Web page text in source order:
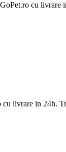
cu
livrare in 24h.